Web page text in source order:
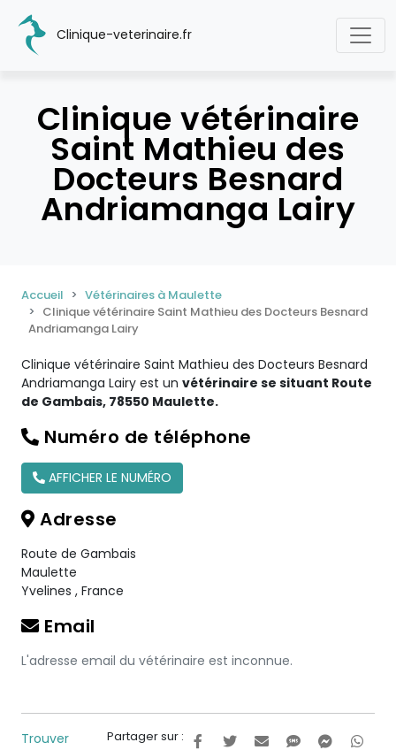
Clinique-veterinaire.fr
Clinique vétérinaire
Saint Mathieu des
Docteurs Besnard
Andriamanga Lairy
Accueil
Vétérinaires à Maulette
Clinique vétérinaire Saint Mathieu des Docteurs Besnard
Andriamanga Lairy
Clinique vétérinaire Saint Mathieu des Docteurs Besnard
Andriamanga Lairy est un vétérinaire se situant Route
de Gambais, 78550 Maulette.
Numéro de téléphone
AFFICHER LE NUMÉRO
Adresse
Route de Gambais
Maulette
Yvelines , France
Email
L'adresse email du vétérinaire est inconnue.
Partager sur :
Trouver